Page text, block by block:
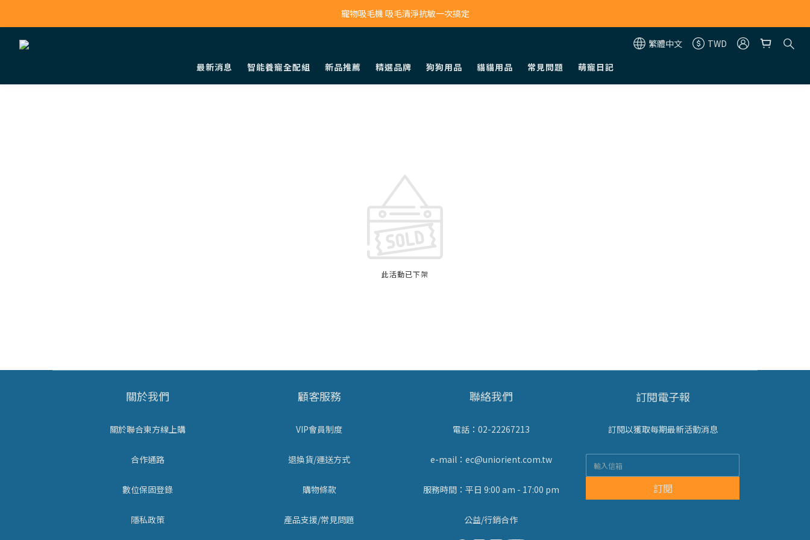
寵物吸毛機 吸毛清淨抗敏一次搞定
寵物吸毛機 吸毛清淨抗敏一次搞定
寵物吸毛機 吸毛清淨抗敏一次搞定
繁體中文
TWD
最新消息
智能養寵全配組 新品推薦 精選品牌 狗狗用品 貓貓用品 常見問題 萌寵日記
此活動已下架
關於我們
關於聯合東方線上購
合作通路
數位保固登錄
隱私政策
顧客服務
VIP會員制度
退換貨/運送方式
購物條款
產品支援/常見問題
聯絡我們
電話：02-22267213
e-mail：ec@uniorient.com.tw
服務時間：平日 9:00 am - 17:00 pm
公益/行銷合作
訂閱電子報
訂閱以獲取每期最新活動消息
訂閱